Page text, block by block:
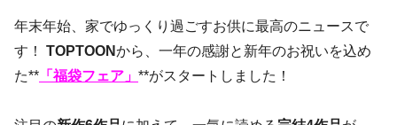
年末年始、家でゆっくり過ごすお供に最高のニュースで
す！ TOPTOONから、一年の感謝と新年のお祝いを込め
た** 「福袋フェア」 **がスタートしました！